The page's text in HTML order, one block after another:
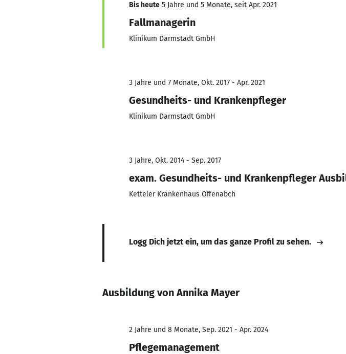
Bis heute 5 Jahre und 5 Monate, seit Apr. 2021
Fallmanagerin
Klinikum Darmstadt GmbH
3 Jahre und 7 Monate, Okt. 2017 - Apr. 2021
Gesundheits- und Krankenpfleger
Klinikum Darmstadt GmbH
3 Jahre, Okt. 2014 - Sep. 2017
exam. Gesundheits- und Krankenpfleger
Ketteler Krankenhaus Offenabch
Logg Dich jetzt ein, um das ganze Profil zu sehen.
Ausbildung von Annika Mayer
2 Jahre und 8 Monate, Sep. 2021 - Apr. 2024
Pflegemanagement